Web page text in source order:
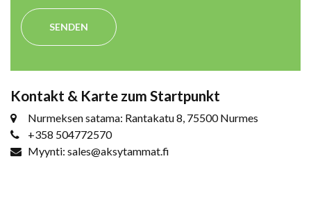
SENDEN
Kontakt & Karte zum Startpunkt
Nurmeksen satama: Rantakatu 8, 75500 Nurmes
+358 504772570
Myynti: sales@aksytammat.fi